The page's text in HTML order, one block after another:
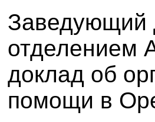
Заведующий
отделением
доклад об
помощи в